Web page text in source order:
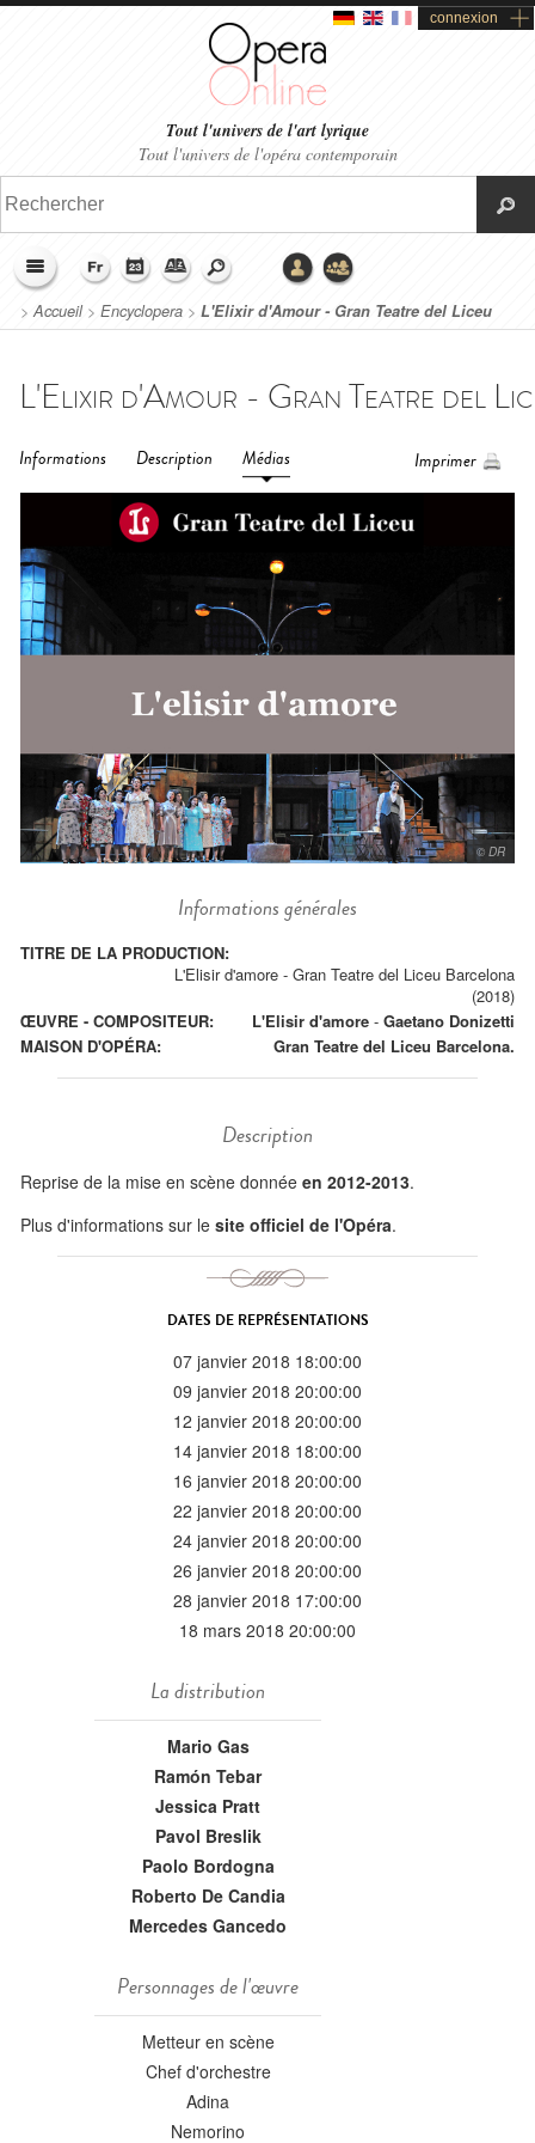
connexion
Tout l'univers de l'art lyrique
Tout l'univers de l'opéra contemporain
>Accueil> Encyclopera > L'Elixir d'Amour - Gran Teatre del Liceu
Barcelona (2018)
Informations Description Médias Imprimer
© DR
Informations générales
TITRE DE LA PRODUCTION:
L'Elisir d'amore - Gran Teatre del Liceu Barcelona
(2018)
ŒUVRE - COMPOSITEUR:
L'Elisir d'amore - Gaetano Donizetti
MAISON D'OPÉRA:
Gran Teatre del Liceu Barcelona.
Description
Reprise de la mise en scène donnée en 2012-2013.
Plus d'informations sur le site officiel de l'Opéra.
DATES DE REPRÉSENTATIONS
07 janvier 2018 18:00:00
09 janvier 2018 20:00:00
12 janvier 2018 20:00:00
14 janvier 2018 18:00:00
16 janvier 2018 20:00:00
22 janvier 2018 20:00:00
24 janvier 2018 20:00:00
26 janvier 2018 20:00:00
28 janvier 2018 17:00:00
18 mars 2018 20:00:00
La distribution
Mario Gas
Ramón Tebar
Jessica Pratt
Pavol Breslik
Paolo Bordogna
Roberto De Candia
Mercedes Gancedo
Personnages de l'œuvre
Metteur en scène
Chef d'orchestre
Adina
Nemorino